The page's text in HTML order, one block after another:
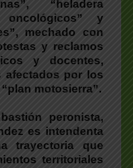
“heladera
oncológicos” y
mechado con
y reclamos
y docentes,
afectados por los
motosierra”.
peronista,
es intendenta
trayectoria que
territoriales